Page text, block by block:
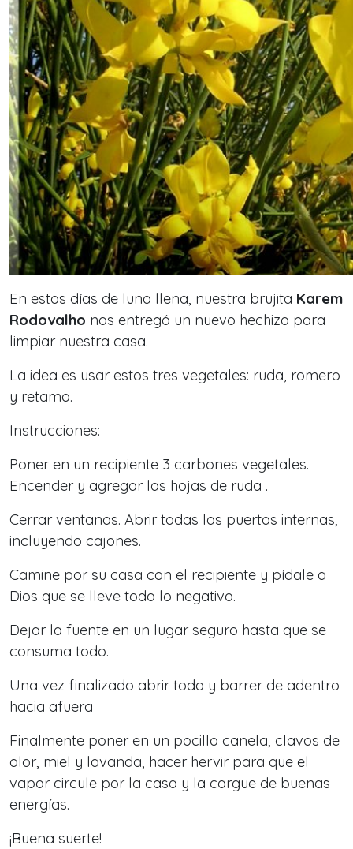
En estos días de luna llena, nuestra brujita Karem
Rodovalho nos entregó un nuevo hechizo para
limpiar nuestra casa.
La idea es usar estos tres vegetales: ruda, romero
y retamo.
Instrucciones:
Poner en un recipiente 3 carbones vegetales.
Encender y agregar las hojas de ruda .
Cerrar ventanas. Abrir todas las puertas internas,
incluyendo cajones.
Camine por su casa con el recipiente y pídale a
Dios que se lleve todo lo negativo.
Dejar la fuente en un lugar seguro hasta que se
consuma todo.
Una vez finalizado abrir todo y barrer de adentro
hacia afuera
Finalmente poner en un pocillo canela, clavos de
olor, miel y lavanda, hacer hervir para que el
vapor circule por la casa y la cargue de buenas
energías.
¡Buena suerte!